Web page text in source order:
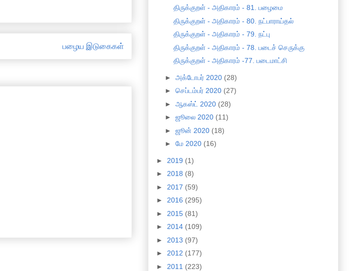
பழைய இடுகைகள்
திருக்குறள் - அதிகாரம் - 81. பழைமை
திருக்குறள் - அதிகாரம் - 80. நட்பாராய்தல்
திருக்குறள் - அதிகாரம் - 79. நட்பு
திருக்குறள் - அதிகாரம் - 78. படைச் செருக்கு
திருக்குறள் - அதிகாரம் -77. படைமாட்சி
► அக்டோபர் 2020 (28)
► செப்டம்பர் 2020 (27)
► ஆகஸ்ட் 2020 (28)
► ஜூலை 2020 (11)
► ஜூன் 2020 (18)
► மே 2020 (16)
► 2019 (1)
► 2018 (8)
► 2017 (59)
► 2016 (295)
► 2015 (81)
► 2014 (109)
► 2013 (97)
► 2012 (177)
► 2011 (223)